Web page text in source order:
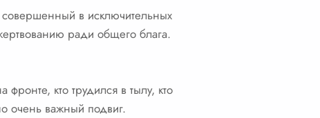
совершенный в исключительных
ради общего блага.
кто трудился в тылу, кто
очень важный подвиг.